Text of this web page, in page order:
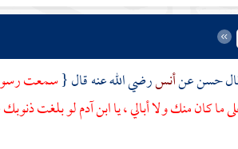
حسن عنأنسرضي الله عنه قال {سمعت رسول
كان منك ولا أبالي ، يا ابنآدملو بلغت